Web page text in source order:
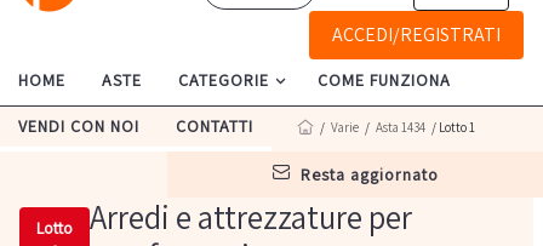
ACCEDI/REGISTRATI
HOME ASTE CATEGORIE COME FUNZIONA
VENDI CON NOI CONTATTI
resta aggiornato
/ Varie / Asta 1434 / Lotto 1
Lotto
Arredi e attrezzature per